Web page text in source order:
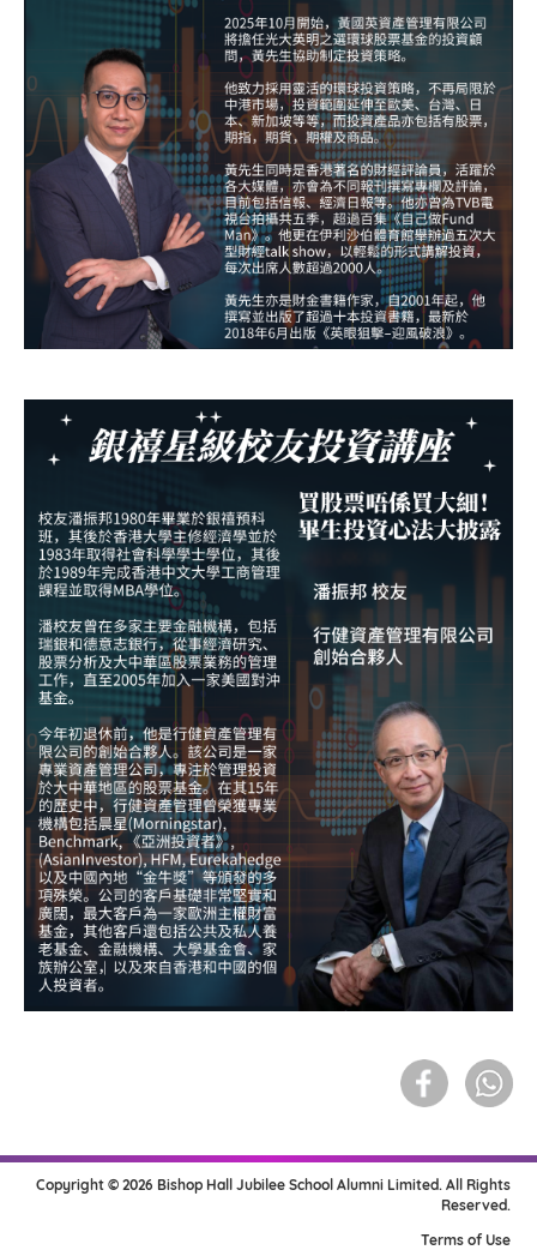
Copyright © 2026 Bishop Hall Jubilee School Alumni Limited. All Rights
Reserved.
Terms of Use